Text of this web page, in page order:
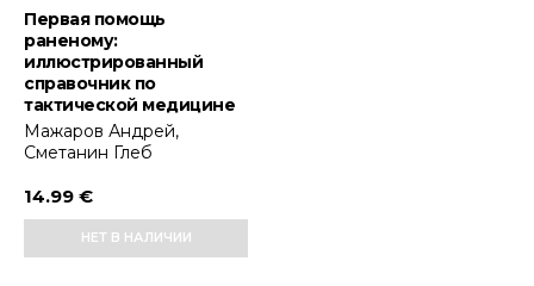
Первая помощь
раненому:
иллюстрированный
справочник по
тактической медицине
Мажаров Андрей,
Сметанин Глеб
14.99 €
НЕТ В НАЛИЧИИ